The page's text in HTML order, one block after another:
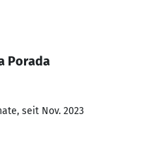
Porada
seit Nov. 2023